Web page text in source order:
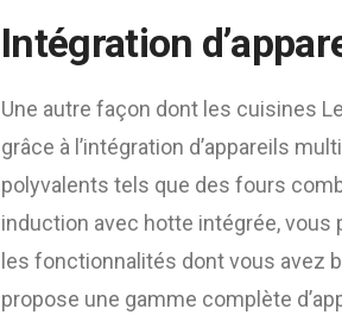
Intégration
Une autre façon dont les cuisines
grâce à l’intégration d’appareils
polyvalents tels que des fours
induction avec hotte intégrée, vous
les fonctionnalités dont vous avez
propose une gamme complète